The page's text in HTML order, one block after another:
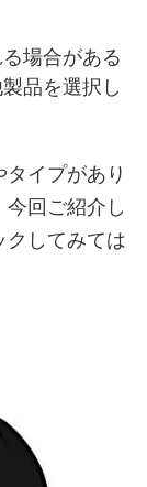
場合がある
品を選択し
イプがあり
回ご紹介し
クしてみては